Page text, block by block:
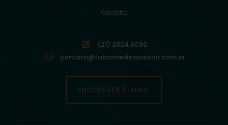
Contato
(21) 2524.6080
contato@fabiomedinaosorio.com.br
INSCREVER E-MAIL